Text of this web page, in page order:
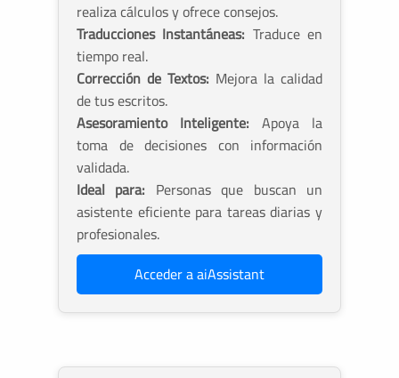
realiza cálculos y ofrece consejos.
Traducciones Instantáneas: Traduce en
tiempo real.
Corrección de Textos: Mejora la calidad
de tus escritos.
Asesoramiento Inteligente: Apoya la
toma de decisiones con información
validada.
Ideal para: Personas que buscan un
asistente eficiente para tareas diarias y
profesionales.
Acceder a aiAssistant